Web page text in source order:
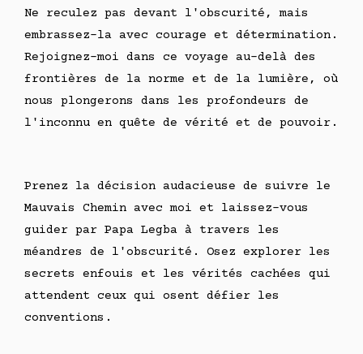
Ne reculez pas devant l'obscurité, mais
embrassez-la avec courage et détermination.
Rejoignez-moi dans ce voyage au-delà des
frontières de la norme et de la lumière, où
nous plongerons dans les profondeurs de
l'inconnu en quête de vérité et de pouvoir.
Prenez la décision audacieuse de suivre le
Mauvais Chemin avec moi et laissez-vous
guider par Papa Legba à travers les
méandres de l'obscurité. Osez explorer les
secrets enfouis et les vérités cachées qui
attendent ceux qui osent défier les
conventions.